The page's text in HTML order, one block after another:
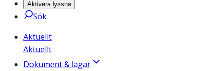
Aktivera lyssna
Sök
Aktuellt
Aktuellt
Dokument & lagar